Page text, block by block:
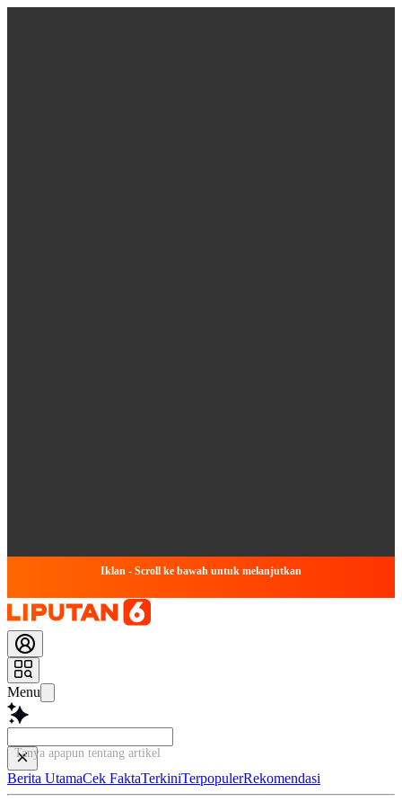
Iklan - Scroll ke bawah untuk melanjutkan
Menu
Tanya apapun tentang artikel ini...
Berita UtamaCek FaktaTerkiniTerpopulerRekomendasi